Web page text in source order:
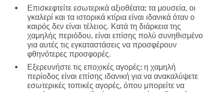
Επισκεφτείτε εσωτερικά αξιοθέατα: τα μουσεία, οι
γκαλερί και τα ιστορικά κτίρια είναι ιδανικά όταν ο
καιρός δεν είναι τέλειος. Κατά τη διάρκεια της
χαμηλής περιόδου, είναι επίσης πολύ συνηθισμένο
για αυτές τις εγκαταστάσεις να προσφέρουν
φθηνότερες προσφορές.
Εξερευνήστε τις εποχικές αγορές: η χαμηλή
περίοδος είναι επίσης ιδανική για να ανακαλύψετε
εσωτερικές τοπικές αγορές, όπου μπορείτε να